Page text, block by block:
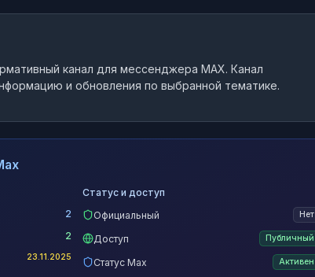
канал для мессенджера MAX. Канал
и обновления по выбранной тематике.
2
2
23.11.2025
Статус и доступ
Официальный
Нет
Доступ Публичный
Статус Max Активен